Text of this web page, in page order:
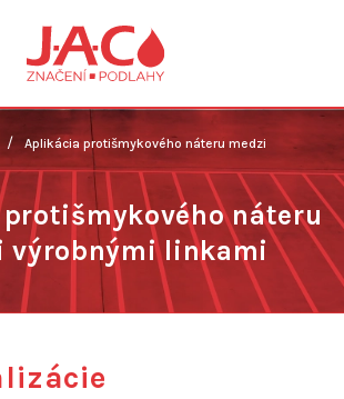
Aplikácia protišmykového náteru medzi
náteru
výrobnými linkami